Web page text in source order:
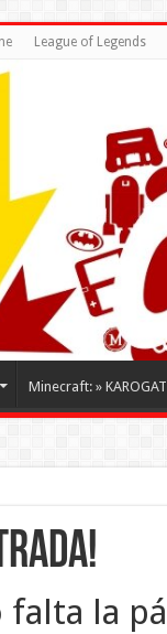
League of Legends
Minecraft: »
la